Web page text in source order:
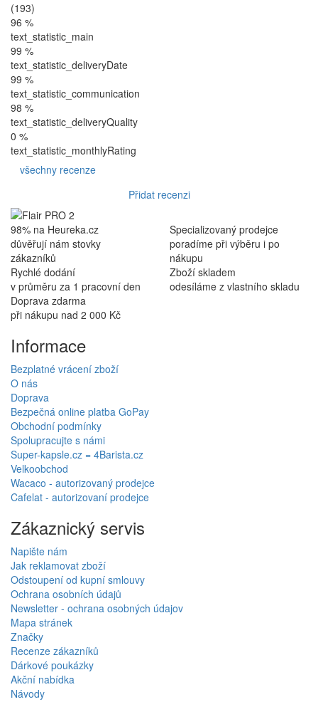
(193)
96 %
text_statistic_main
99 %
text_statistic_deliveryDate
99 %
text_statistic_communication
98 %
text_statistic_deliveryQuality
0 %
text_statistic_monthlyRating
všechny recenze
Přidat recenzi
98% na Heureka.cz
důvěřují nám stovky
zákazníků
Specializovaný prodejce
poradíme při výběru i po
nákupu
Rychlé dodání
v průměru za 1 pracovní den
Zboží skladem
odesíláme z vlastního skladu
Doprava zdarma
při nákupu nad 2 000 Kč
Informace
Bezplatné vrácení zboží
O nás
Doprava
Bezpečná online platba GoPay
Obchodní podmínky
Spolupracujte s námi
Super-kapsle.cz = 4Barista.cz
Velkoobchod
Wacaco - autorizovaný prodejce
Cafelat - autorizovaní prodejce
Zákaznický servis
Napište nám
Jak reklamovat zboží
Odstoupení od kupní smlouvy
Ochrana osobních údajů
Newsletter - ochrana osobných údajov
Mapa stránek
Značky
Recenze zákazníků
Dárkové poukázky
Akční nabídka
Návody